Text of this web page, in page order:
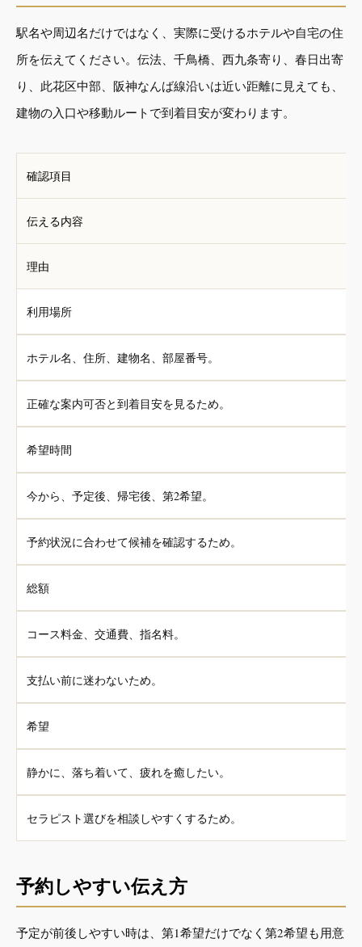
駅名や周辺名だけではなく、実際に受けるホテルや自宅の住
所を伝えてください。伝法、千鳥橋、西九条寄り、春日出寄
り、此花区中部、阪神なんば線沿いは近い距離に見えても、
建物の入口や移動ルートで到着目安が変わります。
確認項目
伝える内容
理由
利用場所
ホテル名、住所、建物名、部屋番号。
正確な案内可否と到着目安を見るため。
希望時間
今から、予定後、帰宅後、第2希望。
予約状況に合わせて候補を確認するため。
総額
コース料金、交通費、指名料。
支払い前に迷わないため。
希望
静かに、落ち着いて、疲れを癒したい。
セラピスト選びを相談しやすくするため。
予約しやすい伝え方
予定が前後しやすい時は、第1希望だけでなく第2希望も用意